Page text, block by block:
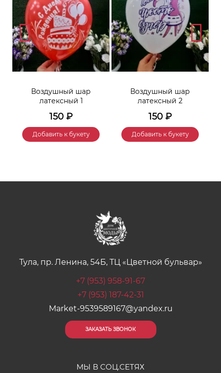
Воздушный шар
латексный 1
150 ₽
Добавить к букету
Воздушный шар
латексный 2
150 ₽
Добавить к букету
Тула, пр. Ленина, 54Б, ТЦ «Цветной бульвар»
+7 (953) 958-91-67
+7 (953) 187-42-31
Market-9539589167@yandex.ru
ЗАКАЗАТЬ ЗВОНОК
МЫ В СОЦ.СЕТЯХ